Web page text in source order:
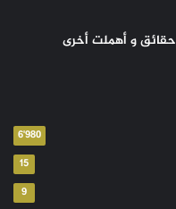
و أهملت أخرى
6٬980
15
9